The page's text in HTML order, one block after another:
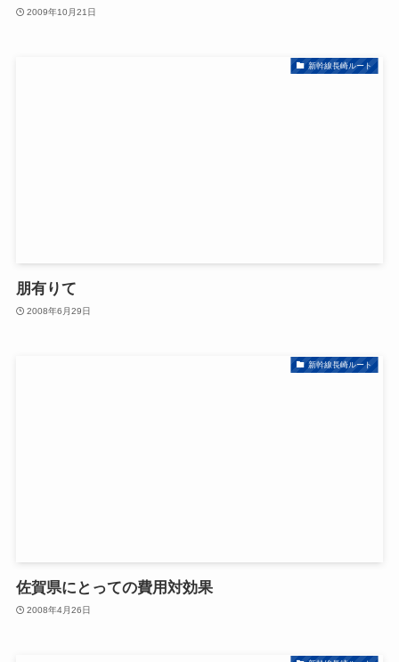
2009年10月21日
新幹線長崎ルート
朋有りて
2008年6月29日
新幹線長崎ルート
佐賀県にとっての費用対効果
2008年4月26日